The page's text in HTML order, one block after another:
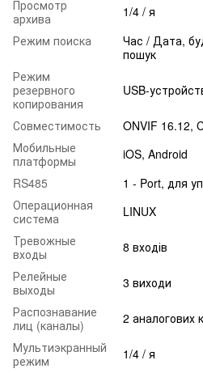
Просмотр
архива
1/4 / я
Режим поиска
Час / Дата,
пошук
Режим
резервного
копирования
USB-
Совместимость
ONVIF 16.12,
Мобильные
платформы
iOS, Android
RS485
1 - Port, для
Операционная
система
LINUX
Тревожные
входы
8 входів
Релейные
выходы
3 виходи
Распознавание
лиц (каналы)
2 аналогових
Мультиэкранный
режим
1/4 / я